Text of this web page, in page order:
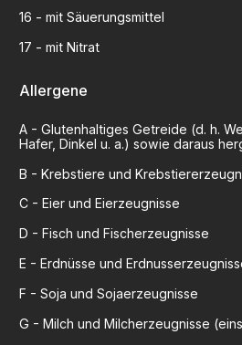
16 - mit Säuerungsmittel
17 - mit Nitrat
Allergene
A - Glutenhaltiges Getreide (d. h.
Hafer, Dinkel u. a.) sowie daraus
B - Krebstiere und
C - Eier und Eierzeugnisse
D - Fisch und Fischerzeugnisse
E - Erdnüsse und
F - Soja und Sojaerzeugnisse
G - Milch und Milcherzeugnisse